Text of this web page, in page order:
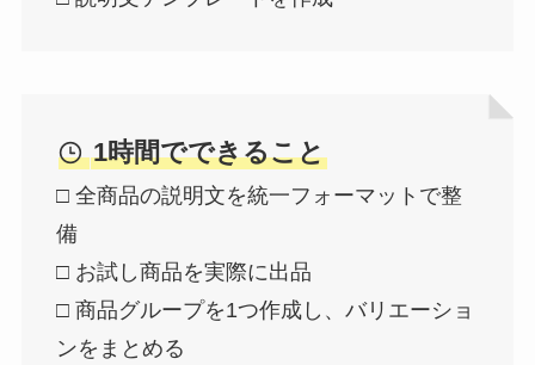
1時間でできること
□ 全商品の説明文を統一フォーマットで整
備
□ お試し商品を実際に出品
□ 商品グループを1つ作成し、バリエーショ
ンをまとめる